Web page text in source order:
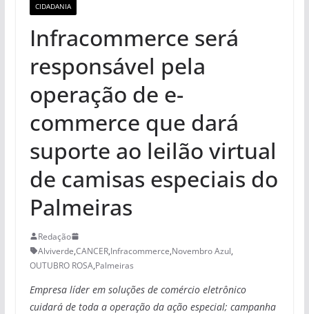
CIDADANIA
Infracommerce será
responsável pela
operação de e-
commerce que dará
suporte ao leilão virtual
de camisas especiais do
Palmeiras
Redação
Alviverde,CANCER,Infracommerce,Novembro Azul,
OUTUBRO ROSA,Palmeiras
Empresa líder em soluções de comércio eletrônico
cuidará de toda a operação da ação especial; campanha